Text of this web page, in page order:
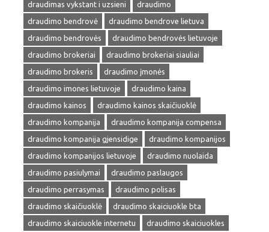
draudimas vykstant i uzsieni
draudimo
draudimo bendrovė
draudimo bendrove lietuva
draudimo bendrovės
draudimo bendrovės lietuvoje
draudimo brokeriai
draudimo brokeriai siauliai
draudimo brokeris
draudimo įmonės
draudimo imones lietuvoje
draudimo kaina
draudimo kainos
draudimo kainos skaičiuoklė
draudimo kompanija
draudimo kompanija compensa
draudimo kompanija gjensidige
draudimo kompanijos
draudimo kompanijos lietuvoje
draudimo nuolaida
draudimo pasiulymai
draudimo paslaugos
draudimo perrasymas
draudimo polisas
draudimo skaičiuoklė
draudimo skaiciuokle bta
draudimo skaiciuokle internetu
draudimo skaiciuokles